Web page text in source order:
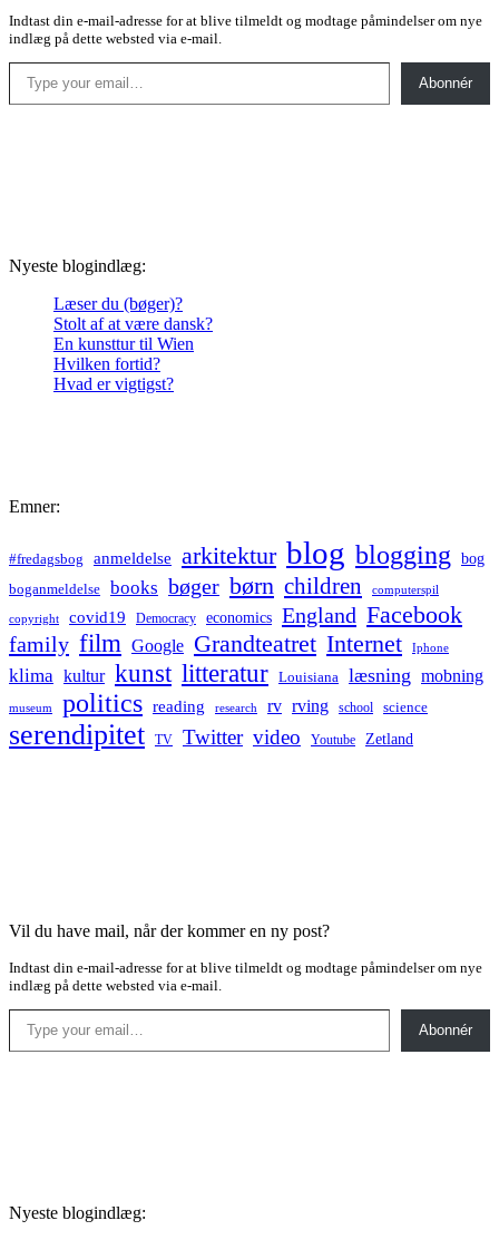
Indtast din e-mail-adresse for at blive tilmeldt og modtage påmindelser om nye
indlæg på dette websted via e-mail.
Type your email…
Abonnér
Nyeste blogindlæg:
Læser du (bøger)?
Stolt af at være dansk?
En kunsttur til Wien
Hvilken fortid?
Hvad er vigtigst?
Emner:
#fredagsbog anmeldelse arkitektur blog blogging bog
boganmeldelse books bøger børn children computerspil
copyright covid19 Democracy economics England Facebook
family film Google Grandteatret Internet Iphone
klima kultur kunst litteratur Louisiana læsning mobning
museum politics reading research rv rving school science
serendipitet TV Twitter video Youtube Zetland
Vil du have mail, når der kommer en ny post?
Indtast din e-mail-adresse for at blive tilmeldt og modtage påmindelser om nye
indlæg på dette websted via e-mail.
Type your email…
Abonnér
Nyeste blogindlæg: